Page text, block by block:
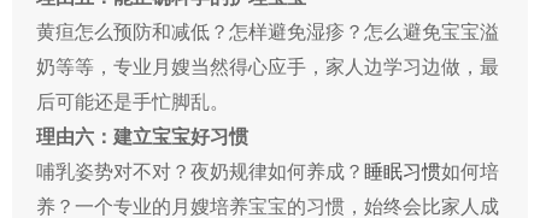
黄疸怎么预防和减低？怎样避免湿疹？怎么避免宝宝溢
奶等等，专业月嫂当然得心应手，家人边学习边做，最
后可能还是手忙脚乱。
理由六：建立宝宝好习惯
哺乳姿势对不对？夜奶规律如何养成？ 睡眠习惯如何培
养？一个专业的月嫂培养宝宝的习惯，始终会比家人成